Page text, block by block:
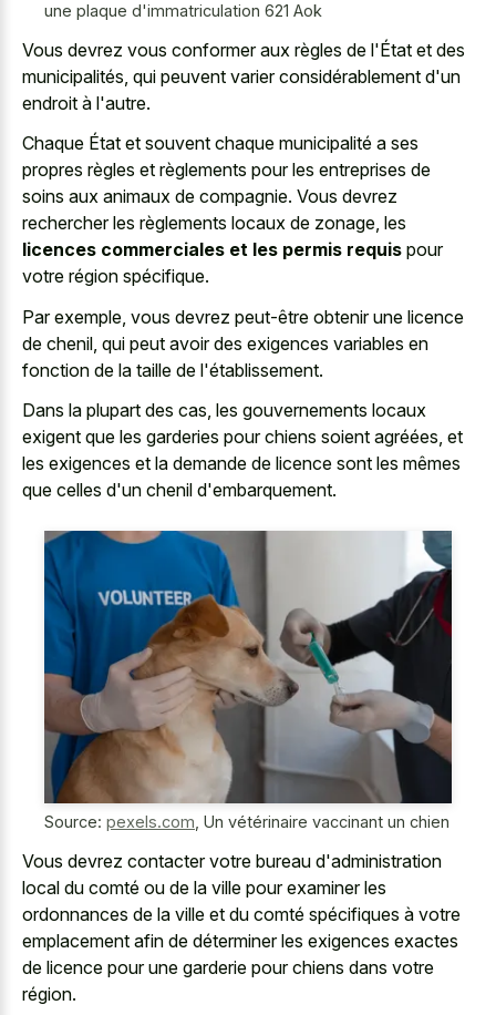
une plaque d'immatriculation 621 Aok
Vous devrez vous conformer aux règles de l'État et des
municipalités, qui peuvent varier considérablement d'un
endroit à l'autre.
Chaque État et souvent chaque municipalité a ses
propres règles et règlements pour les entreprises de
soins aux animaux de compagnie. Vous devrez
rechercher les règlements locaux de zonage, les
licences commerciales et les permis requis pour
votre région spécifique.
Par exemple, vous devrez peut-être obtenir une licence
de chenil, qui peut avoir des exigences variables en
fonction de la taille de l'établissement.
Dans la plupart des cas, les gouvernements locaux
exigent que les garderies pour chiens soient agréées, et
les exigences et la demande de licence sont les mêmes
que celles d'un chenil d'embarquement.
Source: pexels.com Un vétérinaire vaccinant un chien
Vous devrez contacter votre bureau d'administration
local du comté ou de la ville pour examiner les
ordonnances de la ville et du comté spécifiques à votre
emplacement afin de déterminer les exigences exactes
de licence pour une garderie pour chiens dans votre
région.